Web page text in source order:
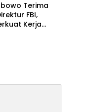
Terima
FBI,
Kerja